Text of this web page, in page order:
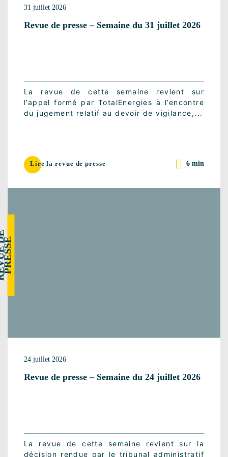
31 juillet 2026
Revue de presse – Semaine du 31 juillet 2026
La revue de cette semaine revient sur
l’appel formé par TotalEnergies à l’encontre
du jugement relatif au devoir de vigilance,...
Lire la revue de presse 6 min
D
E
24 juillet 2026
Revue de presse – Semaine du 24 juillet 2026
La revue de cette semaine revient sur la
décision rendue par le tribunal administratif